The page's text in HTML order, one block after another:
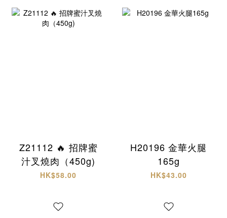
Z21112 🔥 招牌蜜
汁叉燒肉（450g)
HK$58.00
H20196 金華火腿
165g
HK$43.00